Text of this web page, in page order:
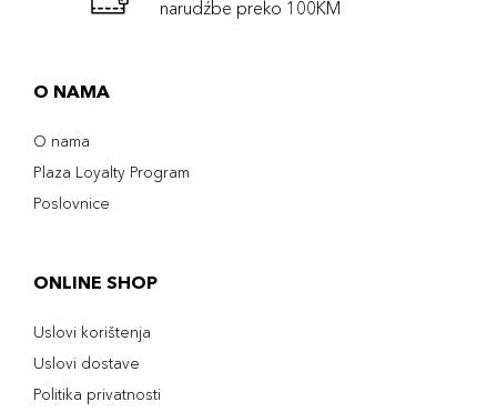
narudźbe preko 100KM
O NAMA
O nama
Plaza Loyalty Program
Poslovnice
ONLINE SHOP
Uslovi korištenja
Uslovi dostave
Politika privatnosti